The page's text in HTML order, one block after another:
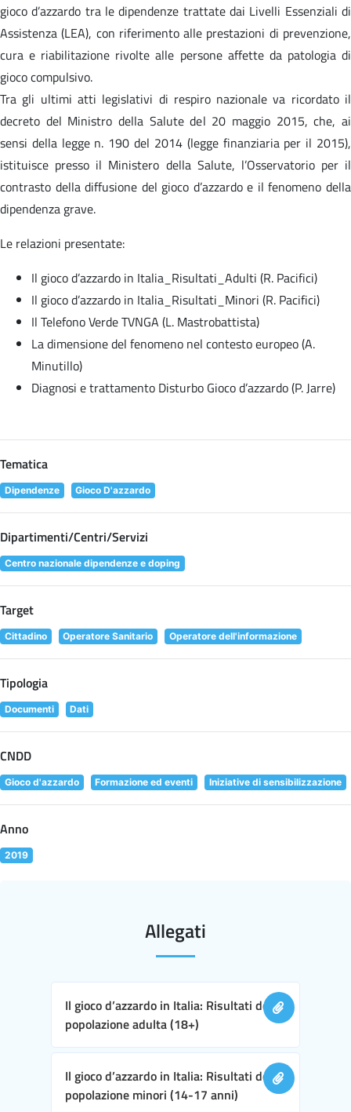
gioco d’azzardo tra le dipendenze trattate dai Livelli Essenziali di
Assistenza (LEA), con riferimento alle prestazioni di prevenzione,
cura e riabilitazione rivolte alle persone affette da patologia di
gioco compulsivo.
Tra gli ultimi atti legislativi di respiro nazionale va ricordato il
decreto del Ministro della Salute del 20 maggio 2015, che, ai
sensi della legge n. 190 del 2014 (legge finanziaria per il 2015),
istituisce presso il Ministero della Salute, l’Osservatorio per il
contrasto della diffusione del gioco d’azzardo e il fenomeno della
dipendenza grave.
Le relazioni presentate:
Il gioco d’azzardo in Italia_Risultati_Adulti (R. Pacifici)
Il gioco d’azzardo in Italia_Risultati_Minori (R. Pacifici)
Il Telefono Verde TVNGA (L. Mastrobattista)
La dimensione del fenomeno nel contesto europeo (A.
Minutillo)
Diagnosi e trattamento Disturbo Gioco d’azzardo (P. Jarre)
Tematica
Dipendenze Gioco D'azzardo
Dipartimenti/Centri/Servizi
Centro nazionale dipendenze e doping
Target
Cittadino Operatore Sanitario Operatore dell'informazione
Tipologia
Documenti Dati
CNDD
Gioco d'azzardo Formazione ed eventi Iniziative di sensibilizzazione
Anno
2019
Allegati
Il gioco d’azzardo in Italia: Risultati della
popolazione adulta (18+)
Il gioco d’azzardo in Italia: Risultati della
popolazione minori (14-17 anni)